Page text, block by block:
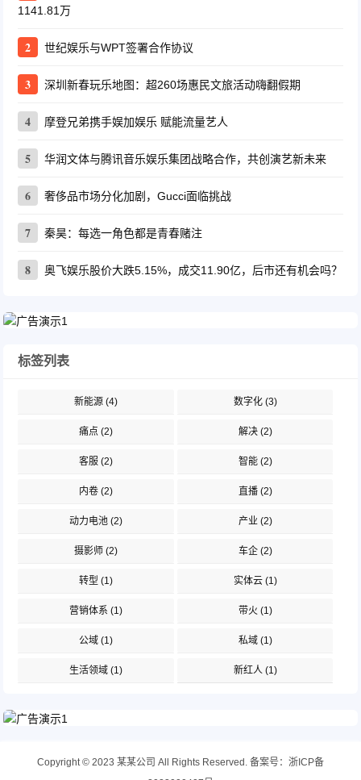
1141.81万
2 世纪娱乐与WPT签署合作协议
3 深圳新春玩乐地图：超260场惠民文旅活动嗨翻假期
4 摩登兄弟携手娱加娱乐 赋能流量艺人
5 华润文体与腾讯音乐娱乐集团战略合作，共创演艺新未来
6 奢侈品市场分化加剧，Gucci面临挑战
7 秦昊：每选一角色都是青春赌注
8 奥飞娱乐股价大跌5.15%，成交11.90亿，后市还有机会吗？
标签列表
新能源 (4) 数字化(3)
痛点 (2) 解决(2)
客服 (2) 智能(2)
内卷 (2) 直播(2)
动力电池 (2) 产业(2)
摄影师 (2) 车企(2)
转型 (1) 实体云(1)
营销体系 (1) 带火 (1)
公域 (1) 私域(1)
生活领域 (1) 新红人(1)
Copyright © 2023 某某公司 All Rights Reserved. 备案号： 浙ICP备